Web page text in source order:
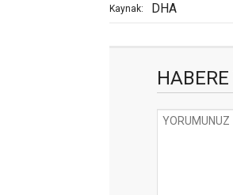
Kaynak: DHA
HABERE